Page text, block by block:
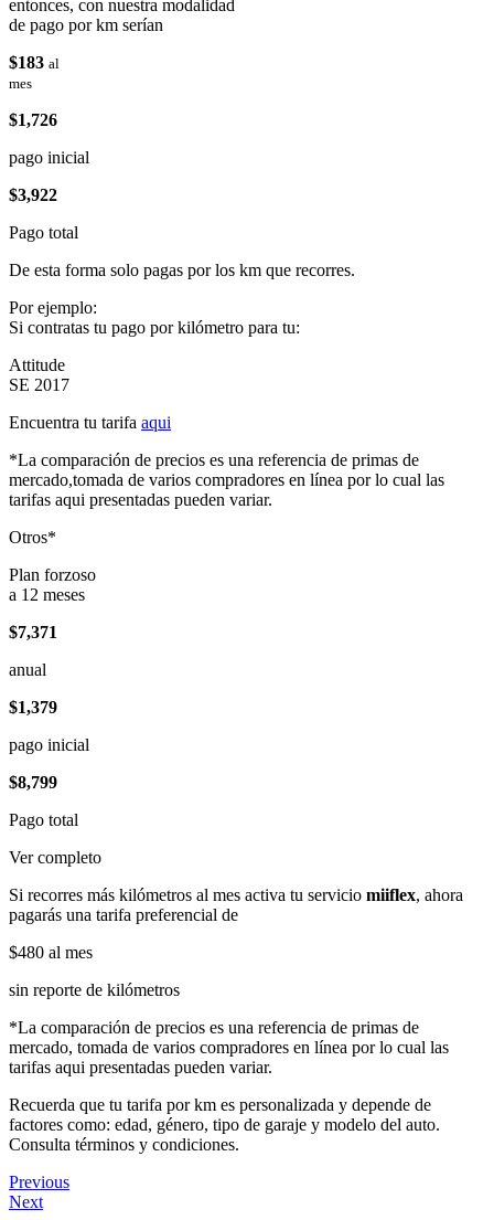
entonces, con nuestra modalidad
de pago por km serían
$183 al
mes
$1,726
pago inicial
$3,922
Pago total
De esta forma solo pagas por los km que recorres.
Por ejemplo:
Si contratas tu pago por kilómetro para tu:
Attitude
SE 2017
Encuentra tu tarifa aqui
*La comparación de precios es una referencia de primas de
mercado,tomada de varios compradores en línea por lo cual las
tarifas aqui presentadas pueden variar.
Otros*
Plan forzoso
a 12 meses
$7,371
anual
$1,379
pago inicial
$8,799
Pago total
Ver completo
Si recorres más kilómetros al mes activa tu servicio miiflex, ahora
pagarás una tarifa preferencial de
$480 al mes
sin reporte de kilómetros
*La comparación de precios es una referencia de primas de
mercado, tomada de varios compradores en línea por lo cual las
tarifas aqui presentadas pueden variar.
Recuerda que tu tarifa por km es personalizada y depende de
factores como: edad, género, tipo de garaje y modelo del auto.
Consulta términos y condiciones.
Previous
Next